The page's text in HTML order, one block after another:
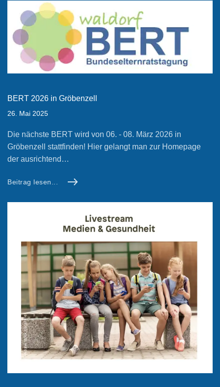
BERT 2026 in Gröbenzell
26. Mai 2025
Die nächste BERT wird von 06. - 08. März 2026 in
Gröbenzell stattfinden! Hier gelangt man zur Homepage
der ausrichtend…
Beitrag lesen...